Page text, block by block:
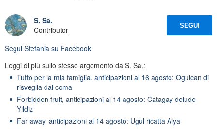
S. Sa.
Contributor
SEGUI
Segui Stefania su Facebook
Leggi di più sullo stesso argomento da S. Sa.:
Tutto per la mia famiglia, anticipazioni al 16 agosto: Ogulcan di
risveglia dal coma
Forbidden fruit, anticipazioni al 14 agosto: Catagay delude
Yildiz
Far away, anticipazioni al 14 agosto: Ugul ricatta Alya